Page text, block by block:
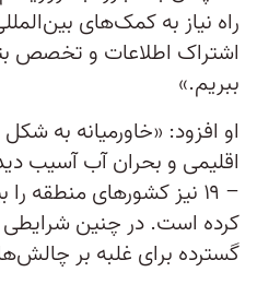
راه نیاز به کمک‌های
اشتراک اطلاعات و تخصص
ببریم.»
او افزود: «خاورمیانه به
اقلیمی و بحران آب آسیب
– ۱۹ نیز کشورهای
کرده است. در چنین شرایطی
گسترده برای غلبه بر